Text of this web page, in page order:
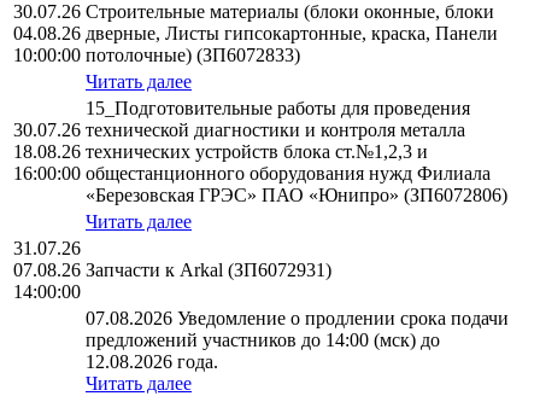
30.07.26
04.08.26
10:00:00
Строительные материалы (блоки оконные, блоки
дверные, Листы гипсокартонные, краска, Панели
потолочные) (ЗП6072833)
Читать далее
30.07.26
18.08.26
16:00:00
15_Подготовительные работы для проведения
технической диагностики и контроля металла
технических устройств блока ст.№1,2,3 и
общестанционного оборудования нужд Филиала
«Березовская ГРЭС» ПАО «Юнипро» (ЗП6072806)
Читать далее
31.07.26
07.08.26
14:00:00
Запчасти к Arkal (ЗП6072931)
07.08.2026 Уведомление о продлении срока подачи
предложений участников до 14:00 (мск) до
12.08.2026 года.
Читать далее